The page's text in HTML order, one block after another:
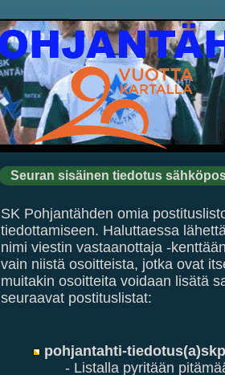
Seuran sisäinen tiedotus
SK Pohjantähden omia
tiedottamiseen. Haluttaessa
nimi viestin vastaanottaja -
vain niistä osoitteista, jotka ovat
muitakin osoitteita voidaan lisätä
seuraavat postituslistat:
pohjantahti-
- Listalla pyritään